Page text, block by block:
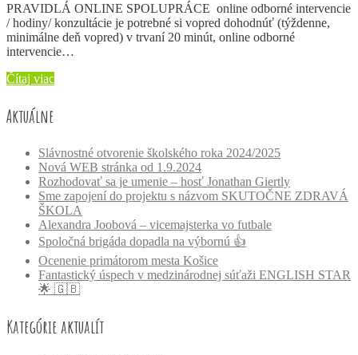
PRAVIDLÁ ONLINE SPOLUPRÁCE online odborné intervencie
/ hodiny/ konzultácie je potrebné si vopred dohodnúť (týždenne,
minimálne deň vopred) v trvaní 20 minút, online odborné
intervencie…
Čítaj viac
Aktuálne
Slávnostné otvorenie školského roka 2024/2025
Nová WEB stránka od 1.9.2024
Rozhodovať sa je umenie – hosť Jonathan Giertly
Sme zapojení do projektu s názvom SKUTOČNE ZDRAVÁ
ŠKOLA
Alexandra Joobová – vicemajsterka vo futbale
Spoločná brigáda dopadla na výbornú 👍
Ocenenie primátorom mesta Košice
Fantastický úspech v medzinárodnej súťaži ENGLISH STAR
🌟 🇬🇧
Kategórie aktualít